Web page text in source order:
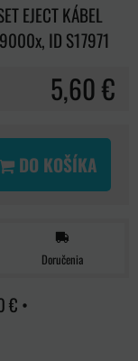
EJECT KÁBEL
ID S17971
5,60 €
DO KOŠÍKA
Doručenia
€ •